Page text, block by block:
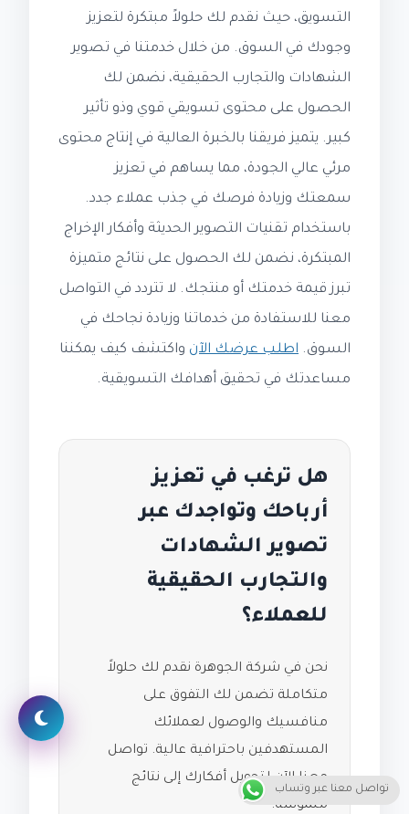
التسويق، حيث نقدم لك حلولاً مبتكرة لتعزيز
وجودك في السوق. من خلال خدمتنا في تصوير
الشهادات والتجارب الحقيقية، نضمن لك
الحصول على محتوى تسويقي قوي وذو تأثير
كبير. يتميز فريقنا بالخبرة العالية في إنتاج محتوى
مرئي عالي الجودة، مما يساهم في تعزيز
سمعتك وزيادة فرصك في جذب عملاء جدد.
باستخدام تقنيات التصوير الحديثة وأفكار الإخراج
المبتكرة، نضمن لك الحصول على نتائج متميزة
تبرز قيمة خدمتك أو منتجك. لا تتردد في التواصل
معنا للاستفادة من خدماتنا وزيادة نجاحك في
السوق. اطلب عرضك الآن واكتشف كيف يمكننا
مساعدتك في تحقيق أهدافك التسويقية.
هل ترغب في تعزيز
أرباحك وتواجدك عبر
تصوير الشهادات
والتجارب الحقيقية
للعملاء؟
نحن في شركة الجوهرة نقدم لك حلولاً
متكاملة تضمن لك التفوق على
منافسيك والوصول لعملائك
المستهدفين باحترافية عالية. تواصل
معنا الآن لتحويل أفكارك إلى نتائج
ملموسة.
تواصل معنا عبر وتساب